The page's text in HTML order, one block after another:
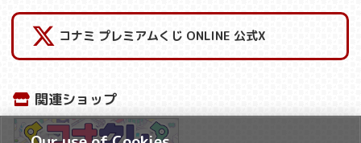
コナミ プレミアムくじ ONLINE 公式X
関連ショップ